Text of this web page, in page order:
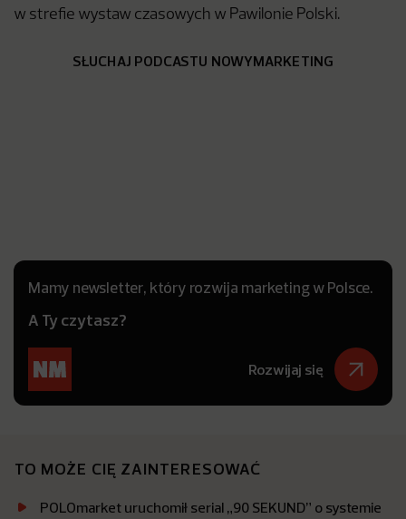
w strefie wystaw czasowych w Pawilonie Polski.
SŁUCHAJ PODCASTU NOWYMARKETING
Mamy newsletter, który rozwija marketing w Polsce.
A Ty czytasz?
Rozwijaj się
TO MOŻE CIĘ ZAINTERESOWAĆ
POLOmarket uruchomił serial „90 SEKUND” o systemie